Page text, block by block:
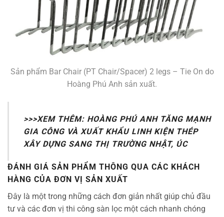
Sản phẩm Bar Chair (PT Chair/Spacer) 2 legs – Tie On do
Hoàng Phú Anh sản xuất.
>>>XEM THÊM: HOÀNG PHÚ ANH TĂNG MẠNH
GIA CÔNG VÀ XUẤT KHẨU LINH KIỆN THÉP
XÂY DỰNG SANG THỊ TRƯỜNG NHẬT, ÚC
ĐÁNH GIÁ SẢN PHẨM THÔNG QUA CÁC KHÁCH
HÀNG CỦA ĐƠN VỊ SẢN XUẤT
Đây là một trong những cách đơn giản nhất giúp chủ đầu
tư và các đơn vị thi công sàn lọc một cách nhanh chóng